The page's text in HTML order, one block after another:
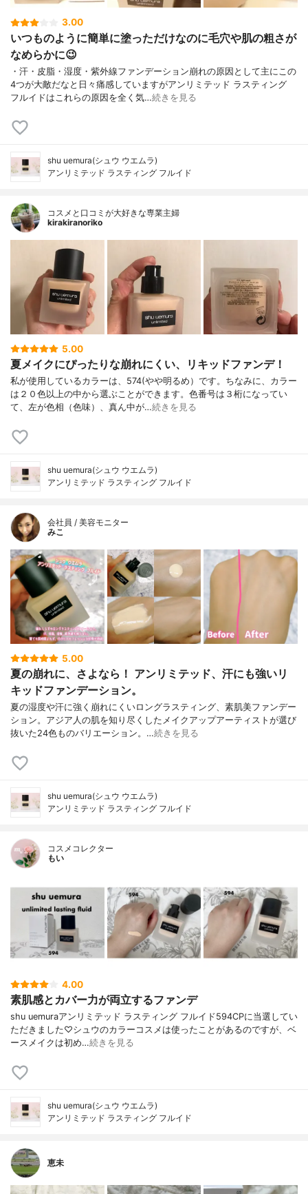
3.00
いつものように簡単に塗っただけなのに毛穴や肌の粗さが
なめらかに😉
・汗・皮脂・湿度・紫外線ファンデーション崩れの原因として主にこの
4つが大敵だなと日々痛感していますがアンリミテッド ラスティング
フルイドはこれらの原因を全く気…続きを見る
shu uemura(シュウ ウエムラ)
アンリミテッド ラスティング フルイド
コスメと口コミが大好きな専業主婦
kirakiranoriko
5.00
夏メイクにぴったりな崩れにくい、リキッドファンデ！
私が使用しているカラーは、574(やや明るめ）です。ちなみに、カラー
は２０色以上の中から選ぶことができます。色番号は３桁になってい
て、左が色相（色味）、真ん中が…続きを見る
shu uemura(シュウ ウエムラ)
アンリミテッド ラスティング フルイド
会社員 / 美容モニター
みこ
5.00
夏の崩れに、さよなら！ アンリミテッド、汗にも強いリ
キッドファンデーション。
夏の湿度や汗に強く崩れにくいロングラスティング、素肌美ファンデー
ション。アジア人の肌を知り尽くしたメイクアップアーティストが選び
抜いた24色ものバリエーション。…続きを見る
shu uemura(シュウ ウエムラ)
アンリミテッド ラスティング フルイド
コスメコレクター
もい
4.00
素肌感とカバー力が両立するファンデ
shu uemuraアンリミテッド ラスティング フルイド594CPに当選してい
ただきました♡シュウのカラーコスメは使ったことがあるのですが、ベ
ースメイクは初め…続きを見る
shu uemura(シュウ ウエムラ)
アンリミテッド ラスティング フルイド
恵未